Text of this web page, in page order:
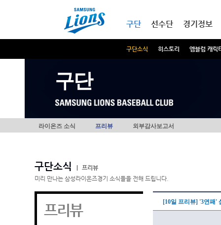
구단
구단소식 히스토리 엠블럼 캐릭
선수단 경기정보
구단
라이온즈 소식 프리뷰 외부감사보고서
구단소식
프리뷰
미리 만나는 삼성라이온즈경기 소식들을 전해 드립니다.
프리뷰 [10일 프리뷰] '3연패'